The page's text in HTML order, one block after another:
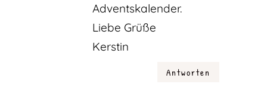
Adventskalender.
Liebe Grüße
Kerstin
Antworten